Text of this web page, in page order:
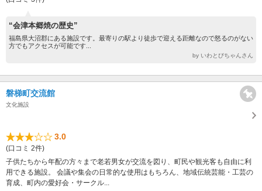
“会津本郷焼の歴史”
福島県大沼郡にある施設です。最寄りの駅より徒歩で迎える距離なので怒るのがない
方でもアクセスが可能です...
by いわとびちゃんさん
磐梯町交流館
文化施設
3.0
(口コミ 2件)
子供たちから年配の方々まで老若男女が交流を図り、町民や観光客も自由に利
用できる施設。 会議や集会の日常的な使用はもちろん、地域伝統芸能・工芸の
育成、町内の愛好会・サークル...